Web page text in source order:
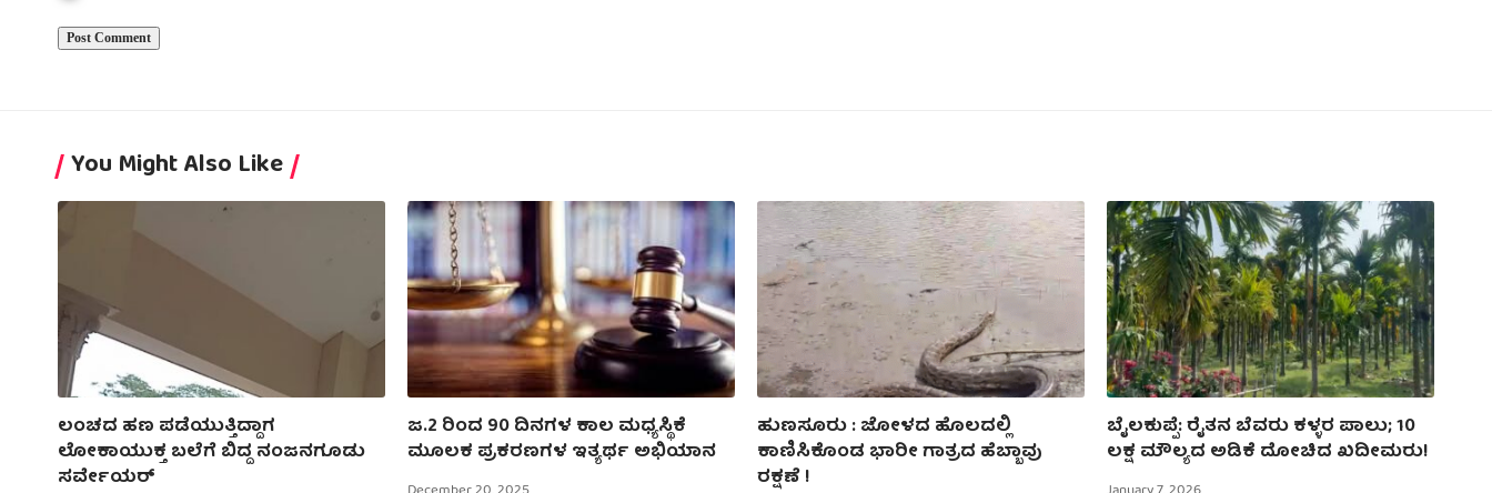
You Might Also Like
ಲಂಚದ ಹಣ ಪಡೆಯುತ್ತಿದ್ದಾಗ
ಲೋಕಾಯುಕ್ತ ಬಲೆಗೆ ಬಿದ್ದ ನಂಜನಗೂಡು
ಸರ್ವೇಯರ್
ಜ.2 ರಿಂದ 90 ದಿನಗಳ ಕಾಲ ಮಧ್ಯಸ್ಥಿಕೆ
ಮೂಲಕ ಪ್ರಕರಣಗಳ ಇತ್ಯರ್ಥ ಅಭಿಯಾನ
ಹುಣಸೂರು : ಜೋಳದ ಹೊಲದಲ್ಲಿ
ಕಾಣಿಸಿಕೊಂಡ ಭಾರೀ ಗಾತ್ರದ ಹೆಬ್ಬಾವು
ರಕ್ಷಣೆ !
ಬೈಲಕುಪ್ಪೆ: ರೈತನ ಬೆವರು ಕಳ್ಳರ ಪಾಲು; 10
ಲಕ್ಷ ಮೌಲ್ಯದ ಅಡಿಕೆ ದೋಚಿದ ಖದೀಮರು!